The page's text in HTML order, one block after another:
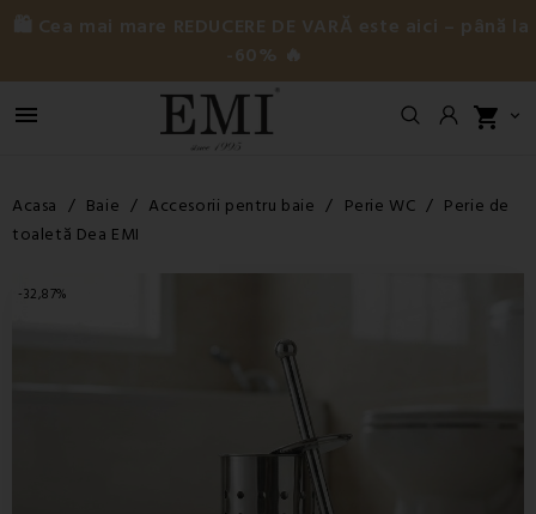
🛍️ Cea mai mare REDUCERE DE VARĂ este aici – până la
-60% 🔥
 shopping_cart 
Acasa Baie Accesorii pentru baie Perie WC
Perie de
toaletă Dea EMI
-32,87%